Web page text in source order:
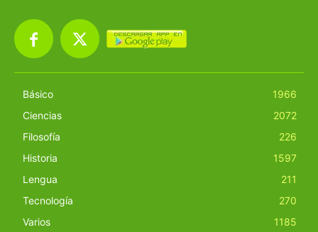
Básico
1966
Ciencias
2072
Filosofía
226
Historia
1597
Lengua
211
Tecnología
270
Varios
1185